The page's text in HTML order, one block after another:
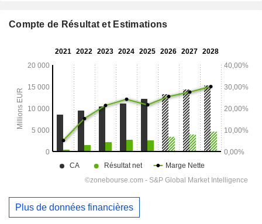
Compte de Résultat et Estimations
Plus de données financières